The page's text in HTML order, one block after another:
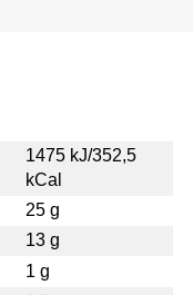
1475 kJ/352,5
kCal
25 g
13 g
1 g